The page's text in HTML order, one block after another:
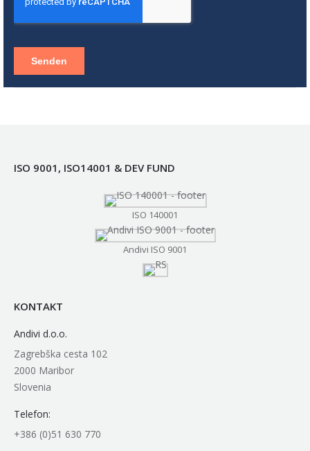
ISO 9001, ISO14001 & DEV FUND
ISO 140001
Andivi ISO 9001
KONTAKT
Andivi d.o.o.
Zagrebška cesta 102
2000 Maribor
Slovenia
Telefon:
+386 (0)51 630 770